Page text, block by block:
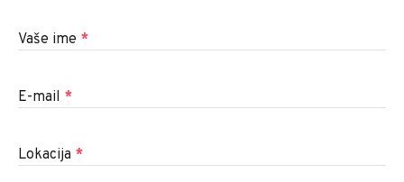
Vaše ime *
E-mail *
Lokacija *